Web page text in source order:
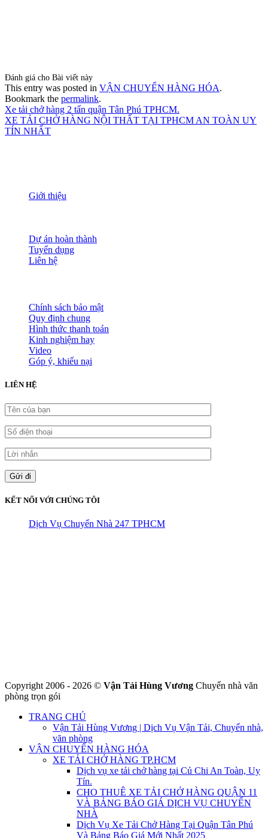
Đánh giá cho Bài viết này
This entry was posted in VẬN CHUYỂN HÀNG HÓA.
Bookmark the permalink.
Xe tải chở hàng 2 tấn quận Tân Phú TPHCM.
XE TẢI CHỞ HÀNG NỘI THẤT TẠI TPHCM AN TOÀN UY
TÍN NHẤT
Giới thiệu
Dự án hoàn thành
Tuyển dụng
Liên hệ
Chính sách bảo mật
Quy định chung
Hình thức thanh toán
Kinh nghiệm hay
Video
Góp ý, khiếu nại
LIÊN HỆ
KẾT NỐI VỚI CHÚNG TÔI
Dịch Vụ Chuyển Nhà 247 TPHCM
Copyright 2006 - 2026 © Vận Tải Hùng Vương Chuyển nhà văn
phòng trọn gói
TRANG CHỦ
Vận Tải Hùng Vương | Dịch Vụ Vận Tải, Chuyển nhà,
văn phòng
VẬN CHUYỂN HÀNG HÓA
XE TẢI CHỞ HÀNG TP.HCM
Dịch vụ xe tải chở hàng tại Củ Chi An Toàn, Uy
Tín.
CHO THUÊ XE TẢI CHỞ HÀNG QUẬN 11
VÀ BẢNG BÁO GIÁ DỊCH VỤ CHUYỂN
NHÀ
Dịch Vụ Xe Tải Chở Hàng Tại Quận Tân Phú
Và Bảng Báo Giá Mới Nhất 2025